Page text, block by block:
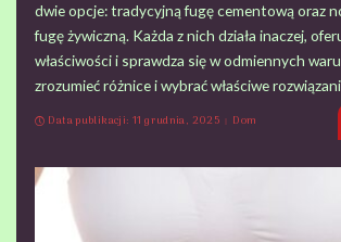
dwie opcje: tradycyjną fugę cementową oraz
fugę żywiczną. Każda z nich działa inaczej,
właściwości i sprawdza się w odmiennych
zrozumieć różnice i wybrać właściwe
Data publikacji: 11 grudnia, 2025
Dom